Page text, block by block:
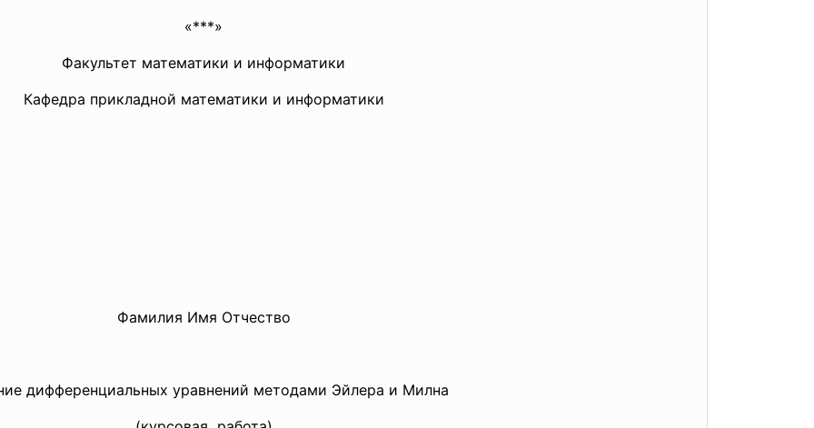
«***»
Факультет математики и информатики
Кафедра прикладной математики и информатики
Фамилия Имя Отчество
дифференциальных уравнений методами Эйлера и Милна